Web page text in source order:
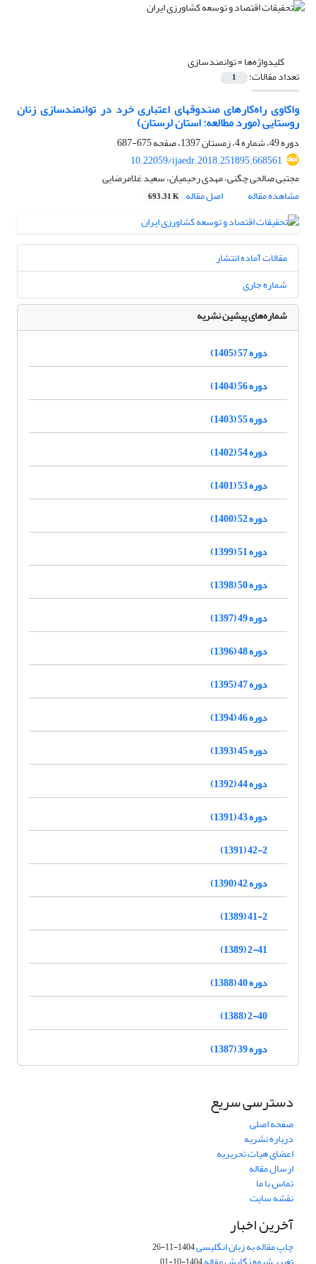
کلیدواژه‌ها =توان‏مندسازی
تعداد مقالات: 1
واکاوی راه‌کار‌های صندوق‏های اعتباری خرد در توانمندسازی زنان
روستایی (مورد مطالعه: استان لرستان)
دوره 49، شماره 4، زمستان 1397، صفحه
675-687
10.22059/ijaedr.2018.251895.668561
مجتبی صالحی چگنی، مهدی رحیمیان، سعید غلامرضایی
مشاهده مقاله
اصل مقاله 693.31 K
مقالات آماده انتشار
شماره جاری
شماره‌های پیشین نشریه
دوره 57 (1405)
دوره 56 (1404)
دوره 55 (1403)
دوره 54 (1402)
دوره 53 (1401)
دوره 52 (1400)
دوره 51 (1399)
دوره 50 (1398)
دوره 49 (1397)
دوره 48 (1396)
دوره 47 (1395)
دوره 46 (1394)
دوره 45 (1393)
دوره 44 (1392)
دوره 43 (1391)
42-2 (1391)
دوره 42 (1390)
41-2 (1389)
2-41 (1389)
دوره 40 (1388)
2-40 (1388)
دوره 39 (1387)
دسترسی سریع
صفحه اصلی
درباره نشریه
اعضای هیات تحریریه
ارسال مقاله
تماس با ما
نقشه سایت
آخرین اخبار
چاپ مقاله به زبان انگلیسی1404-11-26